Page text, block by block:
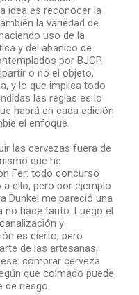
idea es reconocer la
la variedad de
uso de la
y del abanico de
por BJCP.
o no el objeto,
y lo que implica todo
las reglas es lo
habrá en cada edición
el enfoque.
las cervezas fuera de
que he
Fer: todo concurso
ello, pero por ejemplo
Dunkel me pareció una
no hace tanto. Luego el
y
es cierto, pero
de las artesanas,
comprar cerveza
que colmado puede
de riesgo.